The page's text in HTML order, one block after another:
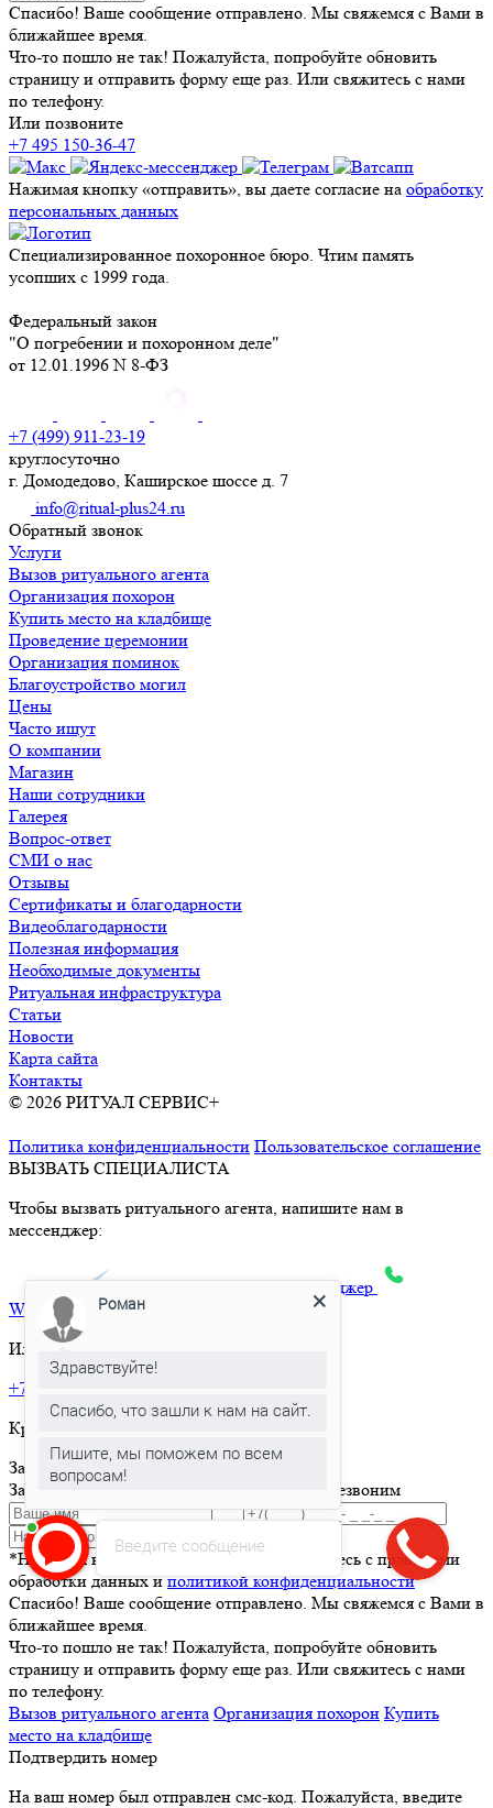
Спасибо! Ваше сообщение отправлено. Мы свяжемся с Вами в
ближайшее время.
Что-то пошло не так! Пожалуйста, попробуйте обновить
страницу и отправить форму еще раз. Или свяжитесь с нами
по телефону.
Или позвоните
+7 495 150-36-47
Нажимая кнопку «отправить», вы даете согласие на обработку
персональных данных
Специализированное похоронное бюро. Чтим память
усопших с 1999 года.
Федеральный закон
"О погребении и похоронном деле"
от 12.01.1996 N 8-ФЗ
+7 (499) 911-23-19
круглосуточно
г. Домодедово, Каширское шоссе д. 7
info@ritual-plus24.ru
Обратный звонок
Услуги
Вызов ритуального агента
Организация похорон
Купить место на кладбище
Проведение церемонии
Организация поминок
Благоустройство могил
Цены
Часто ищут
О компании
Магазин
Наши сотрудники
Галерея
Вопрос-ответ
СМИ о нас
Отзывы
Сертификаты и благодарности
Видеоблагодарности
Полезная информация
Необходимые документы
Ритуальная инфраструктура
Статьи
Новости
Карта сайта
Контакты
© 2026 РИТУАЛ СЕРВИС+
Политика конфиденциальности Пользовательское соглашение
ВЫЗВАТЬ СПЕЦИАЛИСТА
Чтобы вызвать ритуального агента, напишите нам в
мессенджер:
max Telegram
Яндекс.Месенджер
What’sApp
Или позвоните по телефону:
+7 495 150-36-47
Круглосуточная горячая линия
Заказать товар
Заполните и отправьте форму и мы вам перезвоним
*Нажимая кнопку Отправить вы соглашаетесь с правилами
обработки данных иполитикой конфиденциальности
Спасибо! Ваше сообщение отправлено. Мы свяжемся с Вами в
ближайшее время.
Что-то пошло не так! Пожалуйста, попробуйте обновить
страницу и отправить форму еще раз. Или свяжитесь с нами
по телефону.
Вызов ритуального агента Организация похорон Купить
место на кладбище
Подтвердить номер
На ваш номер был отправлен смс-код. Пожалуйста, введите
Введите сообщение
Роман
Здравствуйте!
Спасибо, что зашли к нам на сайт.
Пишите, мы поможем по всем
вопросам!